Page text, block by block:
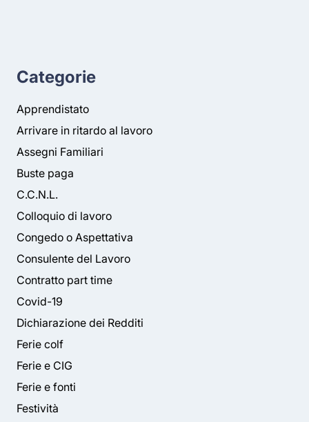
Categorie
Apprendistato
Arrivare in ritardo al lavoro
Assegni Familiari
Buste paga
C.C.N.L.
Colloquio di lavoro
Congedo o Aspettativa
Consulente del Lavoro
Contratto part time
Covid-19
Dichiarazione dei Redditi
Ferie colf
Ferie e CIG
Ferie e fonti
Festività